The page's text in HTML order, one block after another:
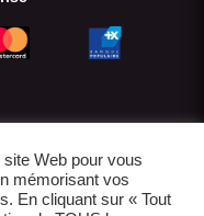
Web pour vous
mémorisant vos
En cliquant sur « Tout